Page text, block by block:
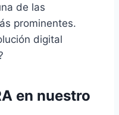
de las
prominentes.
digital
en nuestro